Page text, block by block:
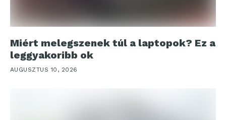
Miért melegszenek túl a laptopok? Ez a
leggyakoribb ok
AUGUSZTUS 10, 2026